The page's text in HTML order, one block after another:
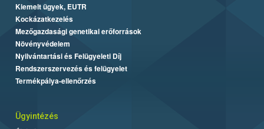
Kiemelt ügyek, EUTR
Kockázatkezelés
Mezőgazdasági genetikai erőforrások
Növényvédelem
Nyilvántartási és Felügyeleti Díj
Rendszerszervezés és felügyelet
Termékpálya-ellenőrzés
Ügyintézés